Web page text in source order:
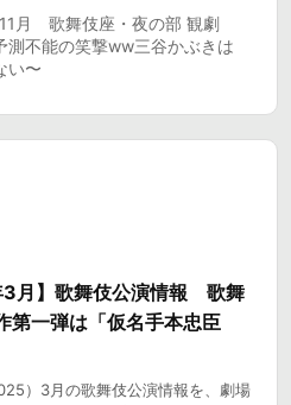
月 歌舞伎座・夜の部 観劇
不能の笑撃ww三谷かぶきは
い〜
3月】歌舞伎公演情報 歌舞
第一弾は「仮名手本忠臣
）3月の歌舞伎公演情報を、劇場